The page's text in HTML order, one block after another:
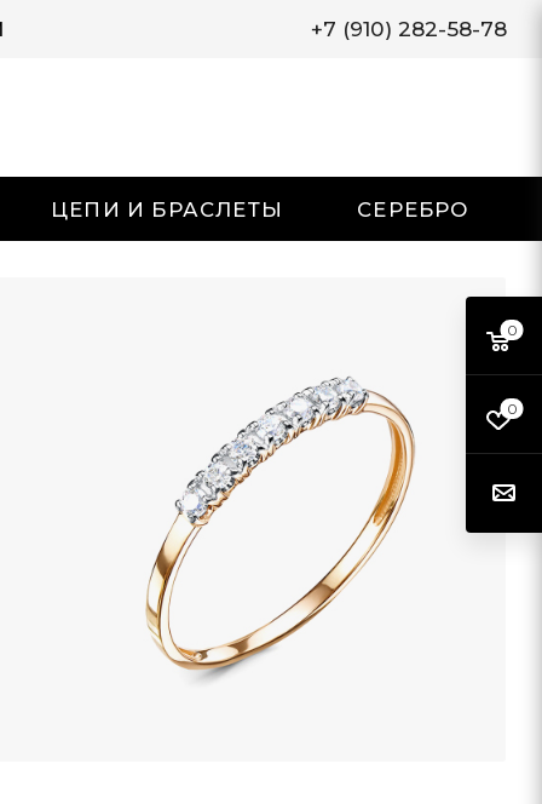
+7 (910) 282-58-78
ЦЕПИ И БРАСЛЕТЫ СЕРЕБРО
0
0